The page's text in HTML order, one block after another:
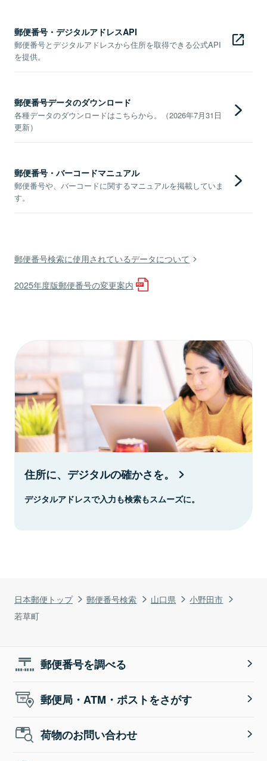
日本郵便トップ 郵便番号検索 山口県
小野田市
若草町
郵便番号・デジタルアドレスAPI
郵便番号とデジタルアドレスから住所を取得できる公式API
を提供。
郵便番号データのダウンロード
各種データのダウンロードはこちらから。（2026年7月31日
更新）
郵便番号・バーコードマニュアル
郵便番号や、バーコードに関するマニュアルを掲載していま
す。
郵便番号検索に使用されているデータについて
2025年度版郵便番号の変更案内
住所に、デジタルの確かさを。
デジタルアドレスで入力も検索もスムーズに。
郵便番号を調べる
郵便局・ATM・ポストをさがす
荷物のお問い合わせ